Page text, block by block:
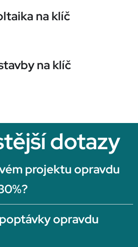
na klíč
na klíč
dotazy
projektu opravdu
opravdu